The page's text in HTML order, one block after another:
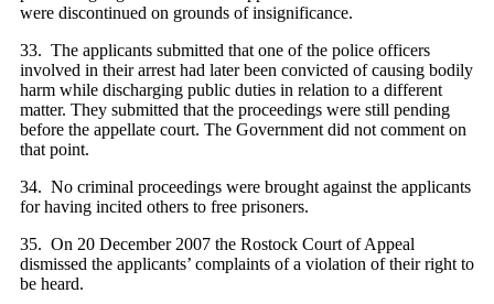
were discontinued on grounds of insignificance.
33. The applicants submitted that one of the police officers
involved in their arrest had later been convicted of causing bodily
harm while discharging public duties in relation to a different
matter. They submitted that the proceedings were still pending
before the appellate court. The Government did not comment on
that point.
34. No criminal proceedings were brought against the applicants
for having incited others to free prisoners.
35. On 20 December 2007 the Rostock Court of Appeal
dismissed the applicants’ complaints of a violation of their right to
be heard.